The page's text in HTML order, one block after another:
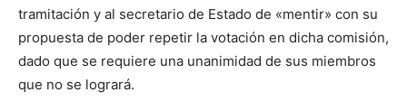
tramitación y al secretario de Estado de «mentir» con su
propuesta de poder repetir la votación en dicha comisión,
dado que se requiere una unanimidad de sus miembros
que no se logrará.